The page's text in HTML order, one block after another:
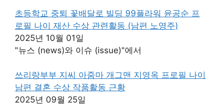
초등학교 중퇴 꽃배달로 빌딩 99플라워 윤공순 프
로필 나이 재산 수상 관련활동 (남편 노영주)
2025년 10월 01일
"뉴스 (news)와 이슈 (issue)"에서
쓰리랑부부 지씨 아줌마 개그맨 지영옥 프로필 나이
남편 결혼 수상 작품활동 근황
2025년 09월 25일